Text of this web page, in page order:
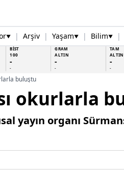
▼ | Arşiv | Yaşam▼ | Bilim▼ |
BİST
100
-
-
GRAM
ALTIN
-
-
TAM
ALTIN
-
-
buluştu
okurlarla
yayın organı